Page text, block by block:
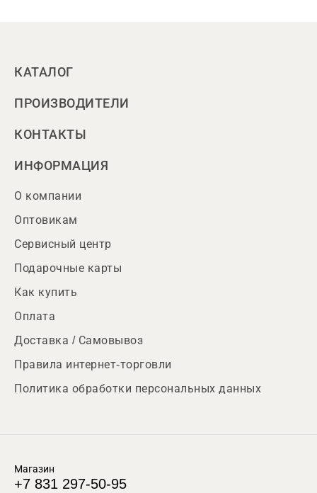
КАТАЛОГ
ПРОИЗВОДИТЕЛИ
КОНТАКТЫ
ИНФОРМАЦИЯ
О компании
Оптовикам
Сервисный центр
Подарочные карты
Как купить
Оплата
Доставка / Самовывоз
Правила интернет-торговли
Политика обработки персональных данных
Магазин
+7 831 297-50-95